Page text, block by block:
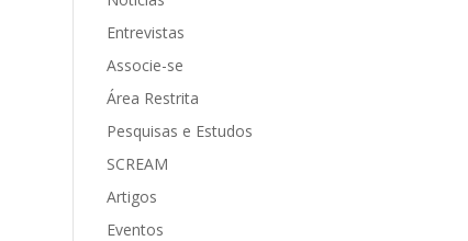
Entrevistas
Associe-se
Área Restrita
Pesquisas e Estudos
SCREAM
Artigos
Eventos